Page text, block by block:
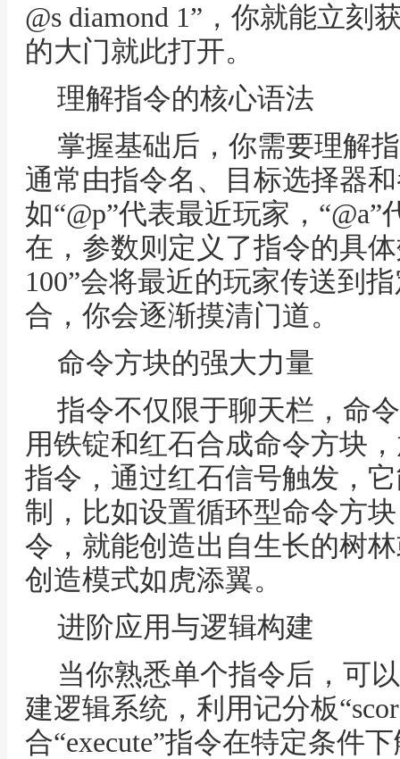
@s diamond 1”，你就能立刻
的大门就此打开。
理解指令的核心语法
掌握基础后，你需要理解
通常由指令名、目标选择器
如“@p”代表最近玩家，
在，参数则定义了指令的具体
100”会将最近的玩家传送到
合，你会逐渐摸清门道。
命令方块的强大力量
指令不仅限于聊天栏，命
用铁锭和红石合成命令方块
指令，通过红石信号触发，
制，比如设置循环型命令方
令，就能创造出自生长的树
创造模式如虎添翼。
进阶应用与逻辑构建
当你熟悉单个指令后，可
建逻辑系统，利用记分板
合“execute”指令在特定条件